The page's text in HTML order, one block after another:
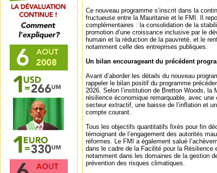
Ce nouveau programme s’inscrit dans la
fructueuse entre la Mauritanie et le FMI. Il
complémentaires : la consolidation de la
promotion d’une croissance inclusive par le
humain et la réduction de la pauvreté, et le
notamment celle des entreprises publiques.
Un bilan encourageant du précédent
Avant d’aborder les détails du nouveau
rappeler le bilan positif du programme
2026. Selon l’institution de Bretton Woods, la
résilience économique remarquable, avec
secteur extractif, une baisse de l’inflation et
compte courant.
Tous les objectifs quantitatifs fixés pour fin
témoignant de l’engagement des autorités
réformes. Le FMI a également salué
dans le cadre de la Facilité pour la Résilience
notamment dans les domaines de la gestion
prévention des risques climatiques.